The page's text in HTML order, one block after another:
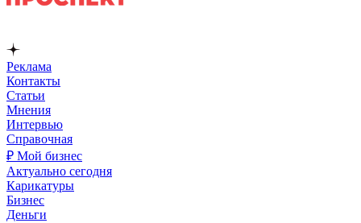
Реклама
Контакты
Статьи
Мнения
Интервью
Справочная
₽ Мой бизнес
Актуально сегодня
Карикатуры
Бизнес
Деньги